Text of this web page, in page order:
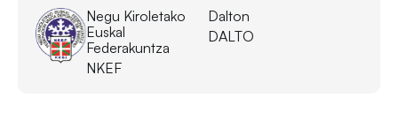
Negu Kiroletako
Euskal
Federakuntza
NKEF
Dalton
DALTO